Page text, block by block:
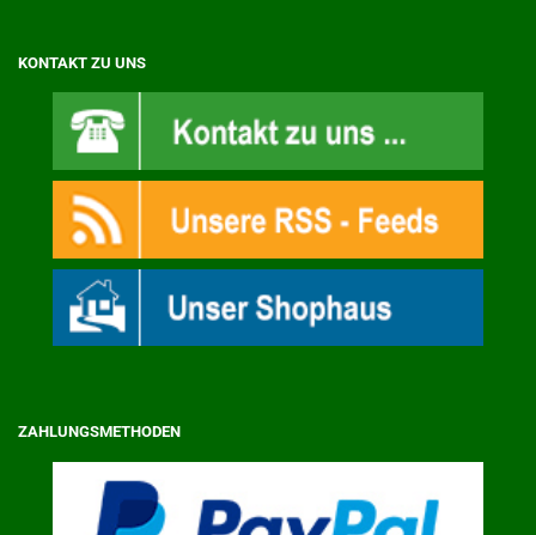
KONTAKT ZU UNS
ZAHLUNGSMETHODEN